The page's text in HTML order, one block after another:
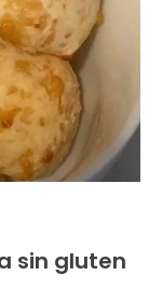
sin gluten